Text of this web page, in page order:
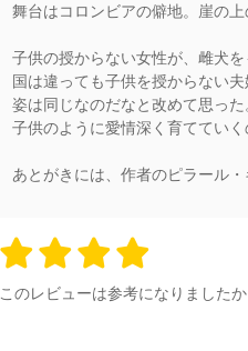
舞台はコロンビアの僻地。崖の
子供の授からない女性が、雌犬を
国は違っても子供を授からない
姿は同じなのだなと改めて思った
子供のように愛情深く育ててい
あとがきには、作者のピラール
4 stars
4 stars
4 stars
このレビューは参考になりましたか